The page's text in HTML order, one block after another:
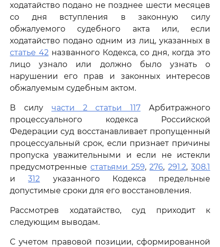
ходатайство подано не позднее шести месяцев
со дня вступления в законную силу
обжалуемого судебного акта или, если
ходатайство подано одним из лиц, указанных в
статье 42названного Кодекса, со дня, когда это
лицо узнало или должно было узнать о
нарушении его прав и законных интересов
обжалуемым судебным актом.
В силу части 2 статьи 117 Арбитражного
процессуального кодекса Российской
Федерации суд восстанавливает пропущенный
процессуальный срок, если признает причины
пропуска уважительными и если не истекли
предусмотренные статьями 259,276,291.2,308.1
и312 указанного Кодекса предельные
допустимые сроки для его восстановления.
Рассмотрев ходатайство, суд приходит к
следующим выводам.
С учетом правовой позиции, сформированной